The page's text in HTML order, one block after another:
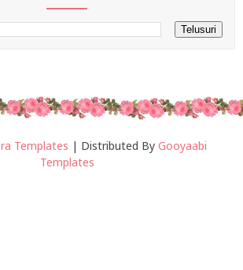
Templates | Distributed By Gooyaabi
Templates